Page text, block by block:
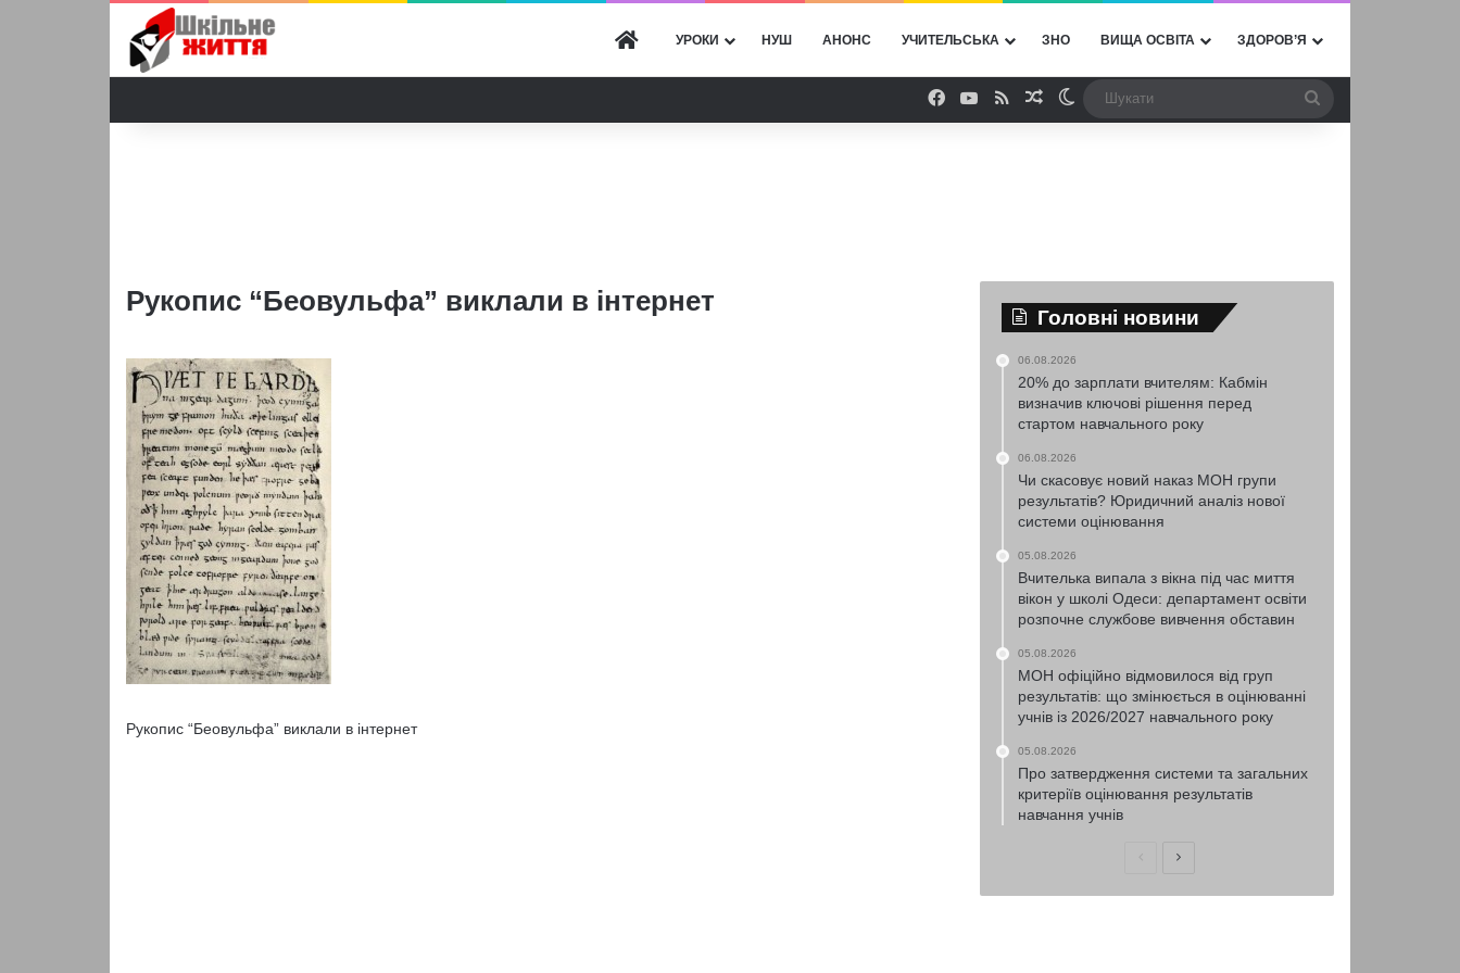
ГОЛОВНА
УРОКИ НУШ АНОНС УЧИТЕЛЬСЬКА ЗНО ВИЩА ОСВІТА ЗДОРОВ’Я
Facebook
YouTube
RSSВипадкова стаття
Switch skin
Рукопис “Беовульфа” виклали в інтернет
Рукопис “Беовульфа” виклали в інтернет
Головні новини
06.08.2026
20% до зарплати вчителям: Кабмін
визначив ключові рішення перед
стартом навчального року
06.08.2026
Чи скасовує новий наказ МОН групи
результатів? Юридичний аналіз нової
системи оцінювання
05.08.2026
Вчителька випала з вікна під час миття
вікон у школі Одеси: департамент освіти
розпочне службове вивчення обставин
05.08.2026
МОН офіційно відмовилося від груп
результатів: що змінюється в оцінюванні
учнів із 2026/2027 навчального року
05.08.2026
Про затвердження системи та загальних
критеріїв оцінювання результатів
навчання учнів
ПопередняНаступна